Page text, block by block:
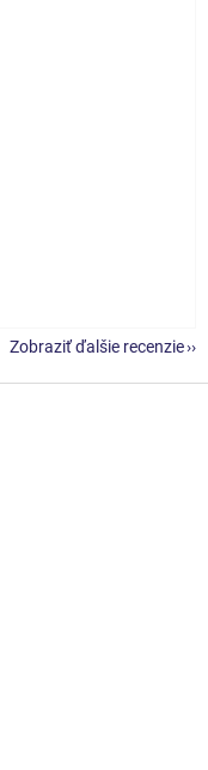
hviezdičiek.
hviezdičiek.
hviezdičiek.
Zobraziť ďalšie recenzie